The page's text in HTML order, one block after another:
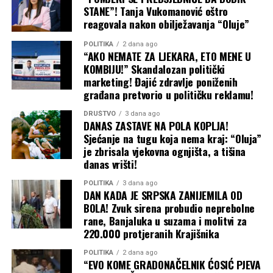
homoseksualnosti. Uprkos svojoj brzopletosti, Rid je bio
prilično spor.
Naime, izdavačka kuća “ZTT” već je ranije objavila oglase
koji su sadržavali izraze kao što su “svi fini momci vole
morske muškarce” i “devetnaest inča koje uvijek morate
uzeti”. Kontroverzna pjesma kasnije je postala veliki hit
provevši 52 sedmice u top 75.
Madonna – Papa Don’t Preach (1986)
Madonna je kraljica kontroverzi u pop muzici, a ako
moramo odabrati jednu njenu pjesmu zbog koje su se
mame iz predgrađa štrecnule, a radio stanice zapitale
trebaju li puštati njenu muziku, onda je to ova pjesma o
tinejdžerskoj trudnoći i šta učiniti u vezi s njom.
Gledajući unazad, tema se čini prilično pitoma, ali 1980-
ih, kada su radio i MTV imali izuzetan uticaj na
tinejdžere, bila je to velika stvar.
STANE”! Tanja Vukomanović oštro
reagovala nakon obilježavanja “Oluje”
POLITIKA 2 dana ago
“AKO NEMATE ZA LJEKARA, ETO MENE U
KOMBIJU!” Skandalozan politički
marketing! Đajić zdravlje poniženih
građana pretvorio u političku reklamu!
DRUŠTVO 3 dana ago
DANAS ZASTAVE NA POLA KOPLJA!
Sjećanje na tugu koja nema kraj: “Oluja”
je zbrisala vjekovna ognjišta, a tišina
danas vrišti!
POLITIKA 3 dana ago
DAN KADA JE SRPSKA ZANIJEMILA OD
BOLA! Zvuk sirena probudio neprebolne
rane, Banjaluka u suzama i molitvi za
220.000 protjeranih Krajišnika
POLITIKA 2 dana ago
“EVO KOME GRADONAČELNIK ĆOSIĆ PJEVA